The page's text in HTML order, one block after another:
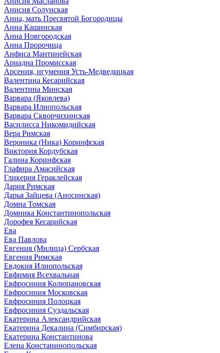
Анисия Солунская
Анна, мать Пресвятой Богородицы
Анна Кашинская
Анна Новгородская
Анна Пророчица
Анфиса Мантинейская
Ариадна Промисская
Арсения, игумения Усть-Медведицкая
Валентина Кесарийская
Валентина Минская
Варвара (Яковлева)
Варвара Илиопольская
Варвара Скворчихинская
Василисса Никомидийская
Вера Римская
Вероника (Ника) Коринфская
Виктория Кордубская
Галина Коринфская
Глафира Амасийская
Гликерия Гераклейская
Дария Римская
Дарья Зайцева (Аносинская)
Домна Томская
Домника Константинопольская
Дорофея Кесарийская
Ева
Ева Павлова
Евгения (Милица) Сербская
Евгения Римская
Евдокия Илиопольская
Евфимия Всехвальная
Евфросиния Колюпановская
Евфросиния Московская
Евфросиния Полоцкая
Евфросиния Суздальская
Екатерина Александрийская
Екатерина Декалина (Симбирская)
Екатерина Константинова
Елена Констанинопольская